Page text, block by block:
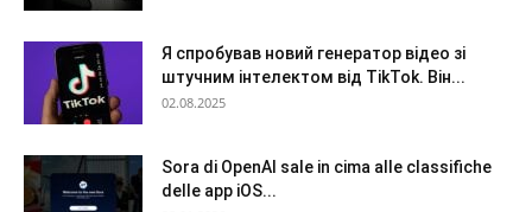
Я спробував новий генератор відео зі
штучним інтелектом від TikTok. Він...
02.08.2025
Sora di OpenAI sale in cima alle classifiche
delle app iOS...